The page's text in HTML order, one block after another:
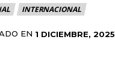
INTERNACIONAL
EN 1 DICIEMBRE, 2025